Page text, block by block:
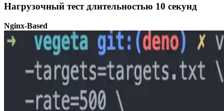
Нагрузочный тест длительностью 10 секунд
Nginx-Based